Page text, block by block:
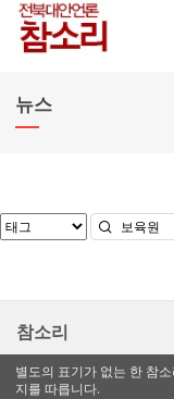
뉴스
참소리
별도의 표기가 없는 한 참
지를 따릅니다.